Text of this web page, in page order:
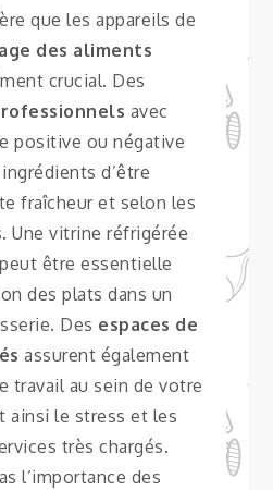
que les appareils de
des aliments
crucial. Des
avec
positive ou négative
d’être
fraîcheur et selon les
Une vitrine réfrigérée
être essentielle
des plats dans un
Des espaces de
assurent également
travail au sein de votre
ainsi le stress et les
très chargés.
l’importance des